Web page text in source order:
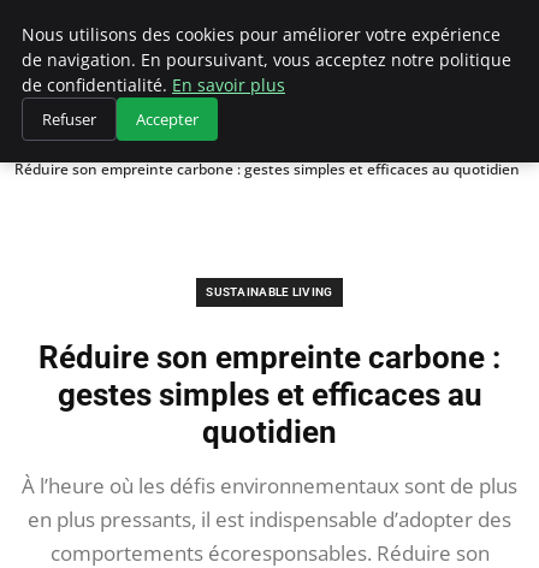
Climategatecountryclub.com
Accueil
Sustainable Living
Réduire son empreinte carbone : gestes simples et efficaces au quotidien
SUSTAINABLE LIVING
Réduire son empreinte carbone :
gestes simples et efficaces au
quotidien
À l’heure où les défis environnementaux sont de plus
en plus pressants, il est indispensable d’adopter des
comportements écoresponsables. Réduire son
Nous utilisons des cookies pour améliorer votre expérience
de navigation. En poursuivant, vous acceptez notre politique
de confidentialité. En savoir plus
Refuser Accepter